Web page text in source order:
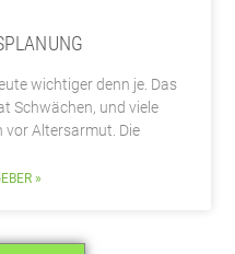
wichtiger denn je. Das
Schwächen, und viele
vor Altersarmut. Die
»